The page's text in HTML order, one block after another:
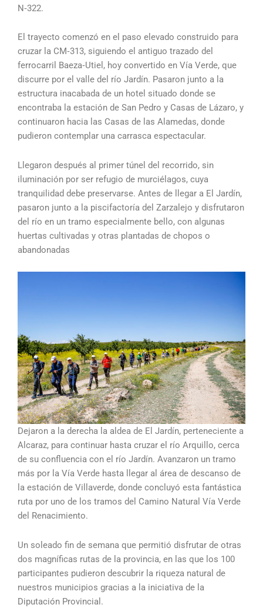
N‑322.
El trayecto comenzó en el paso elevado construido para
cruzar la CM‑313, siguiendo el antiguo trazado del
ferrocarril Baeza‑Utiel, hoy convertido en Vía Verde, que
discurre por el valle del río Jardín. Pasaron junto a la
estructura inacabada de un hotel situado donde se
encontraba la estación de San Pedro y Casas de Lázaro, y
continuaron hacia las Casas de las Alamedas, donde
pudieron contemplar una carrasca espectacular.
Llegaron después al primer túnel del recorrido, sin
iluminación por ser refugio de murciélagos, cuya
tranquilidad debe preservarse. Antes de llegar a El Jardín,
pasaron junto a la piscifactoría del Zarzalejo y disfrutaron
del río en un tramo especialmente bello, con algunas
huertas cultivadas y otras plantadas de chopos o
abandonadas
Dejaron a la derecha la aldea de El Jardín, perteneciente a
Alcaraz, para continuar hasta cruzar el río Arquillo, cerca
de su confluencia con el río Jardín. Avanzaron un tramo
más por la Vía Verde hasta llegar al área de descanso de
la estación de Villaverde, donde concluyó esta fantástica
ruta por uno de los tramos del Camino Natural Vía Verde
del Renacimiento.
Un soleado fin de semana que permitió disfrutar de otras
dos magníficas rutas de la provincia, en las que los 100
participantes pudieron descubrir la riqueza natural de
nuestros municipios gracias a la iniciativa de la
Diputación Provincial.